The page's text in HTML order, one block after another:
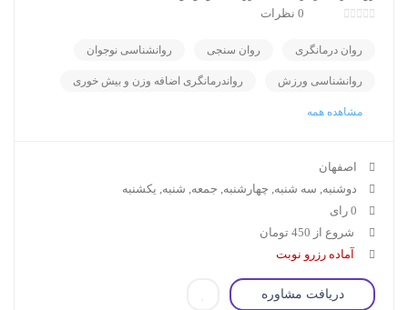
0 نظرات
روان درمانگری روان سنجی روانشناسی نوجوان
روانشناسی ورزش رواندرمانگری اضافه وزن و بیش خوری
مشاهده همه
اصفهان
دوشنبه, سه شنبه, چهارشنبه, جمعه, شنبه, یکشنبه
0 رای
شروع از 450 تومان
آماده رزرو نوبت
دریافت مشاوره